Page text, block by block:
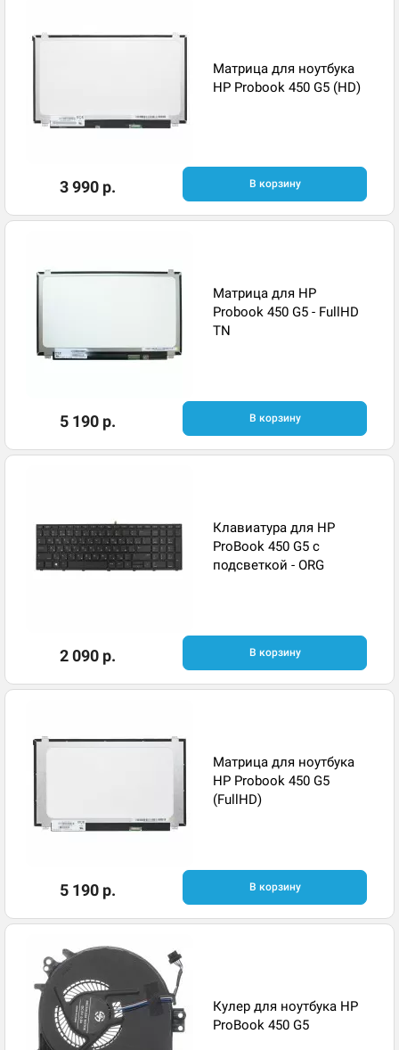
Матрица для ноутбука
HP Probook 450 G5 (HD)
3 990 р. В корзину
Матрица для HP
Probook 450 G5 - FullHD
TN
5 190 р. В корзину
Клавиатура для HP
ProBook 450 G5 с
подсветкой - ORG
2 090 р. В корзину
Матрица для ноутбука
HP Probook 450 G5
(FullHD)
5 190 р. В корзину
Кулер для ноутбука HP
ProBook 450 G5